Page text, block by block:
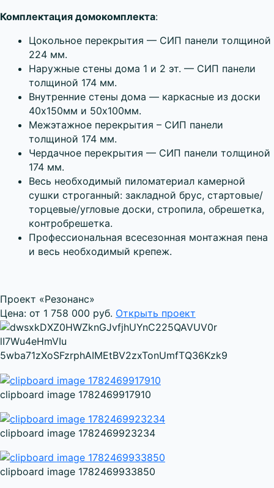
Комплектация домокомплекта:
Цокольное перекрытия — СИП панели толщиной
224 мм.
Наружные стены дома 1 и 2 эт. — СИП панели
толщиной 174 мм.
Внутренние стены дома — каркасные из доски
40х150мм и 50х100мм.
Межэтажное перекрытия – СИП панели
толщиной 174 мм.
Чердачное перекрытия — СИП панели толщиной
174 мм.
Весь необходимый пиломатериал камерной
сушки строганный: закладной брус, стартовые/
торцевые/угловые доски, стропила, обрешетка,
контробрешетка.
Профессиональная всесезонная монтажная пена
и весь необходимый крепеж.
Проект «Резонанс»
Цена: от 1 758 000 руб. Открыть проект
clipboard image 1782469917910
clipboard image 1782469923234
clipboard image 1782469933850